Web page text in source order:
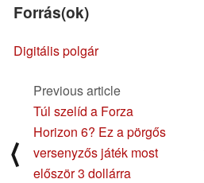
Forrás(ok)
Digitális polgár
⟨
Previous article
Túl szelíd a Forza
Horizon 6? Ez a pörgős
versenyzős játék most
először 3 dollárra